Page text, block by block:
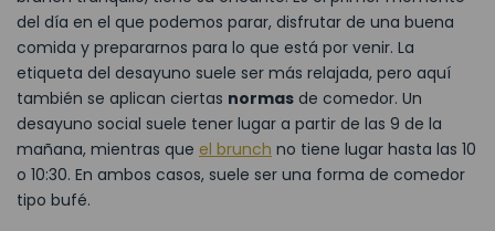
del día en el que podemos parar, disfrutar de una buena
comida y prepararnos para lo que está por venir. La
etiqueta del desayuno suele ser más relajada, pero aquí
también se aplican ciertas normas de comedor. Un
desayuno social suele tener lugar a partir de las 9 de la
mañana, mientras que el brunch no tiene lugar hasta las 10
o 10:30. En ambos casos, suele ser una forma de comedor
tipo bufé.